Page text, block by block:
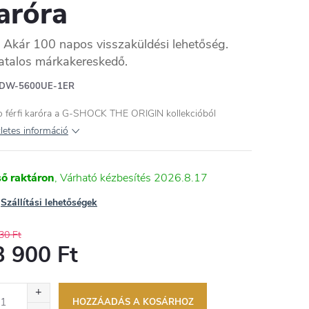
Akár 100 napos visszaküldési lehetőség.
márkakereskedő.
DW-5600UE-1ER
férfi karóra a G-SHOCK THE ORIGIN kollekcióból
információ
raktáron 2026.8.17
Szállítási lehetőségek
Ft
900 Ft
HOZZÁADÁS A KOSÁRHOZ